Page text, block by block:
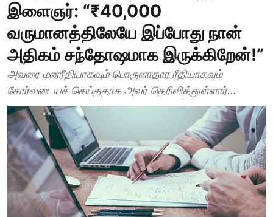
இளைஞர்: “₹40,000
வருமானத்திலேயே இப்போது நான்
அதிகம் சந்தோஷமாக இருக்கிறேன்!”
அவரை மனரீதியாகவும் பொருளாதார ரீதியாகவும்
சோர்வடையச் செய்ததாக அவர் தெரிவித்துள்ளார்...